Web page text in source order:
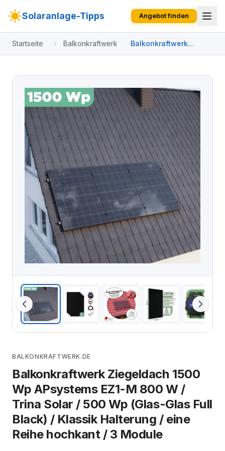
Solaranlage-Tipps Angebot finden
Startseite Balkonkraftwerk
Balkonkraftwerk
Ziegeldach 1500 Wp
W / Trina Solar / 500
Black) / Klassik
Halterung / eine Reihe
hochkant / 3 Module
BALKONKRAFTWERK.DE
Balkonkraftwerk Ziegeldach 1500
Wp APsystems EZ1-M 800 W /
Trina Solar / 500 Wp (Glas-Glas Full
Black) / Klassik Halterung / eine
Reihe hochkant / 3 Module